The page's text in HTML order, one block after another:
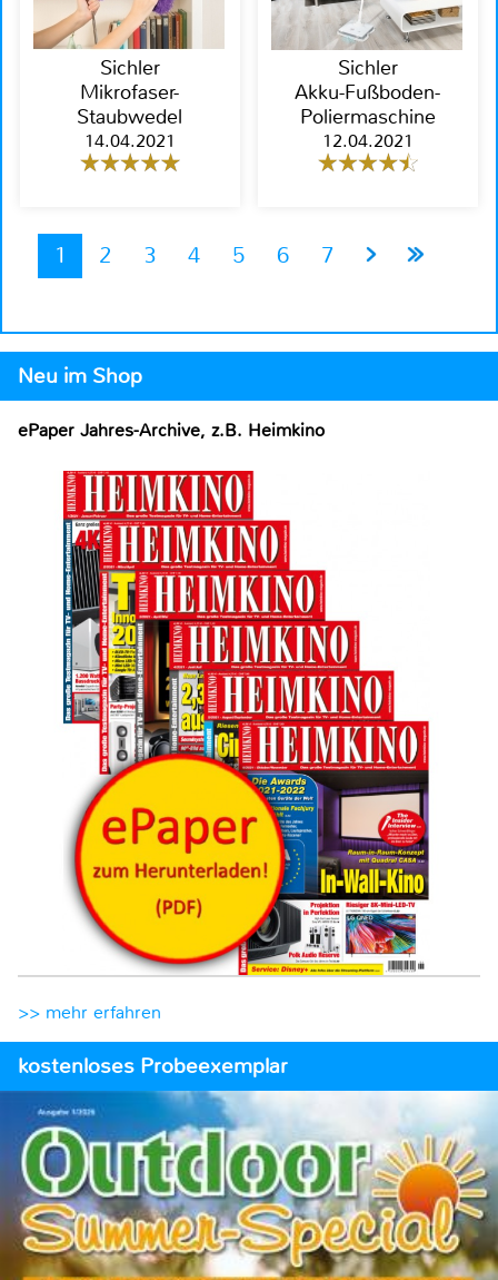
Sichler
Mikrofaser-
Staubwedel
14.04.2021
Sichler
Akku-Fußboden-
Poliermaschine
12.04.2021
1 2 3 4 5 6 7
Neu im Shop
ePaper Jahres-Archive, z.B. Heimkino
>> mehr erfahren
kostenloses Probeexemplar